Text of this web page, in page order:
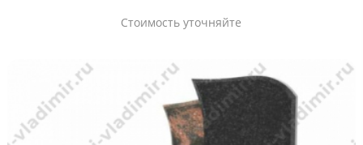
Стоимость уточняйте